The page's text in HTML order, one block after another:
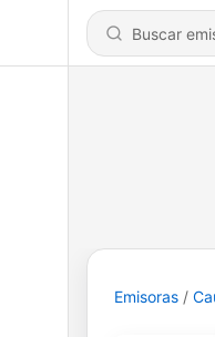
Emisoras